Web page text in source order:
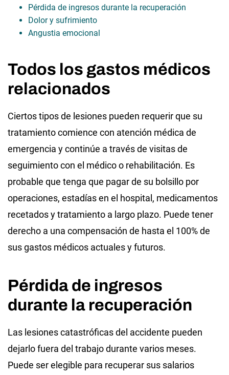
Pérdida de ingresos durante la recuperación
Dolor y sufrimiento
Angustia emocional
Todos los gastos médicos
relacionados
Ciertos tipos de lesiones pueden requerir que su
tratamiento comience con atención médica de
emergencia y continúe a través de visitas de
seguimiento con el médico o rehabilitación. Es
probable que tenga que pagar de su bolsillo por
operaciones, estadías en el hospital, medicamentos
recetados y tratamiento a largo plazo. Puede tener
derecho a una compensación de hasta el 100% de
sus gastos médicos actuales y futuros.
Pérdida de ingresos
durante la recuperación
Las lesiones catastróficas del accidente pueden
dejarlo fuera del trabajo durante varios meses.
Puede ser elegible para recuperar sus salarios